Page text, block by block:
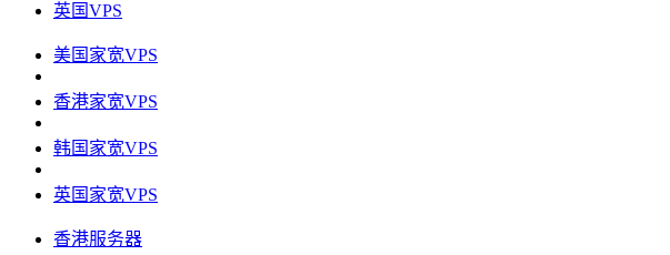
英国VPS
美国家宽VPS
香港家宽VPS
韩国家宽VPS
英国家宽VPS
香港服务器